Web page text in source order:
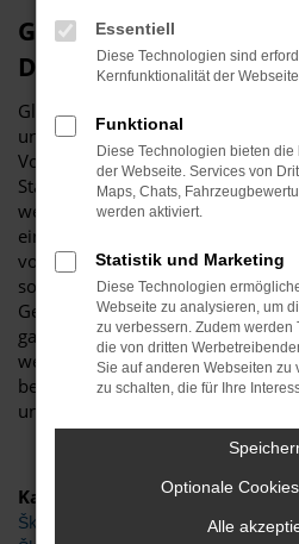
Glückwunsch zum
Dülmen
Glückwunsch: der Škoda Kodiaq
und ist ganz sicher das passende
Vorteil dieses Modells besteht
Stadtverkehr als auch längere
werden. Hinzu kommt eine
eine enorme Effizienz hinsichtlich
von Budde Automobile bieten
sowohl als Neuwagen als auch
Gebraucht- oder Jahreswagen.
ganz große Auswahl und
welchem Modell Sie fortan in
beraten Sie gerne und stehen
und Antwort.
Kategorie
Škoda Kodiaq Tageszulassung
Essentiell
Diese Technologien sind
Kernfunktionalität der
Funktional
Diese Technologien bieten
der Webseite. Services von
Maps, Chats,
werden aktiviert.
Statistik und Marketing
Diese Technologien
Webseite zu analysieren, um
zu verbessern. Zudem
die von dritten
Sie auf anderen Webseiten zu
zu schalten, die für Ihre
Optionale
Alle